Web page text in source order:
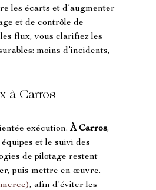
les écarts et d’augmenter
et de contrôle de
flux, vous clarifiez les
moins d’incidents,
à Carros
exécution. À Carros,
et le suivi des
de pilotage restent
puis mettre en œuvre.
, afin d’éviter les